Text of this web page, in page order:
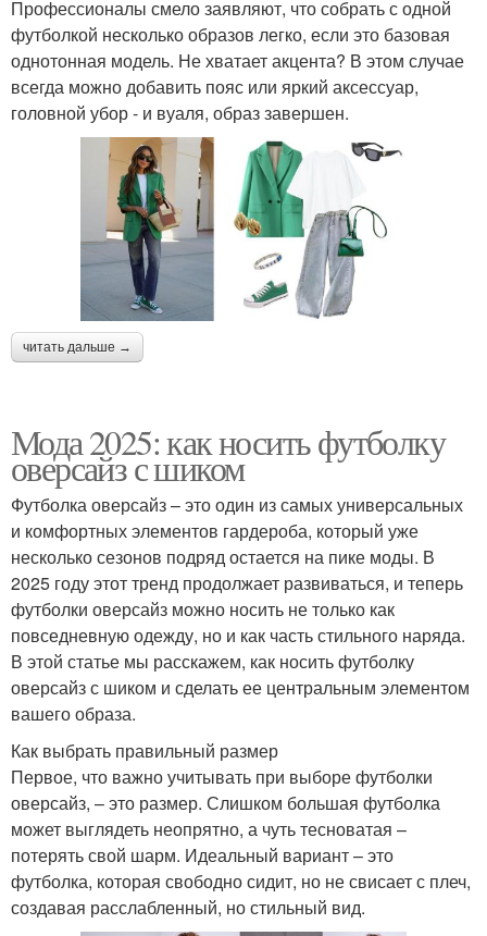
Профессионалы смело заявляют, что собрать с одной
футболкой несколько образов легко, если это базовая
однотонная модель. Не хватает акцента? В этом случае
всегда можно добавить пояс или яркий аксессуар,
головной убор - и вуаля, образ завершен.
читать дальше →
Мода 2025: как носить футболку
оверсайз с шиком
Футболка оверсайз – это один из самых универсальных
и комфортных элементов гардероба, который уже
несколько сезонов подряд остается на пике моды. В
2025 году этот тренд продолжает развиваться, и теперь
футболки оверсайз можно носить не только как
повседневную одежду, но и как часть стильного наряда.
В этой статье мы расскажем, как носить футболку
оверсайз с шиком и сделать ее центральным элементом
вашего образа.
Как выбрать правильный размер
Первое, что важно учитывать при выборе футболки
оверсайз, – это размер. Слишком большая футболка
может выглядеть неопрятно, а чуть тесноватая –
потерять свой шарм. Идеальный вариант – это
футболка, которая свободно сидит, но не свисает с плеч,
создавая расслабленный, но стильный вид.